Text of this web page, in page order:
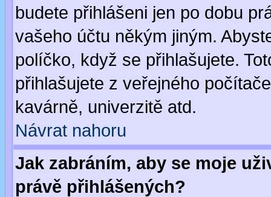
budete přihlášeni jen po dobu
vašeho účtu někým jiným.
políčko, když se přihlašujete.
přihlašujete z veřejného
kavárně, univerzitě atd.
Návrat nahoru
Jak zabráním, aby se moje
právě přihlášených?